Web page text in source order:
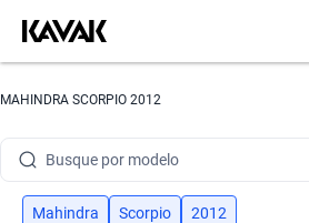
MAHINDRA SCORPIO 2012
Busque por modelo
Busque por versão
Mahindra Scorpio 2012